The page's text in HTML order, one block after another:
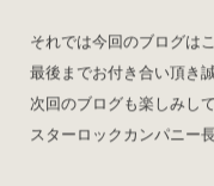
それでは今回のブログは
最後までお付き合い頂き
次回のブログも楽しみし
スターロックカンパニー